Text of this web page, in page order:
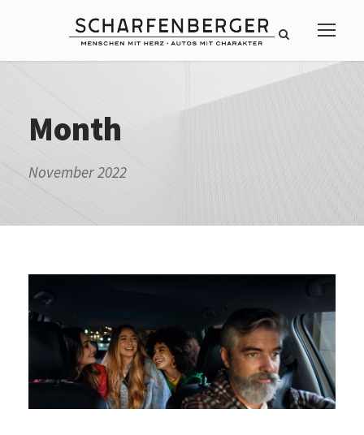
Month
November 2022